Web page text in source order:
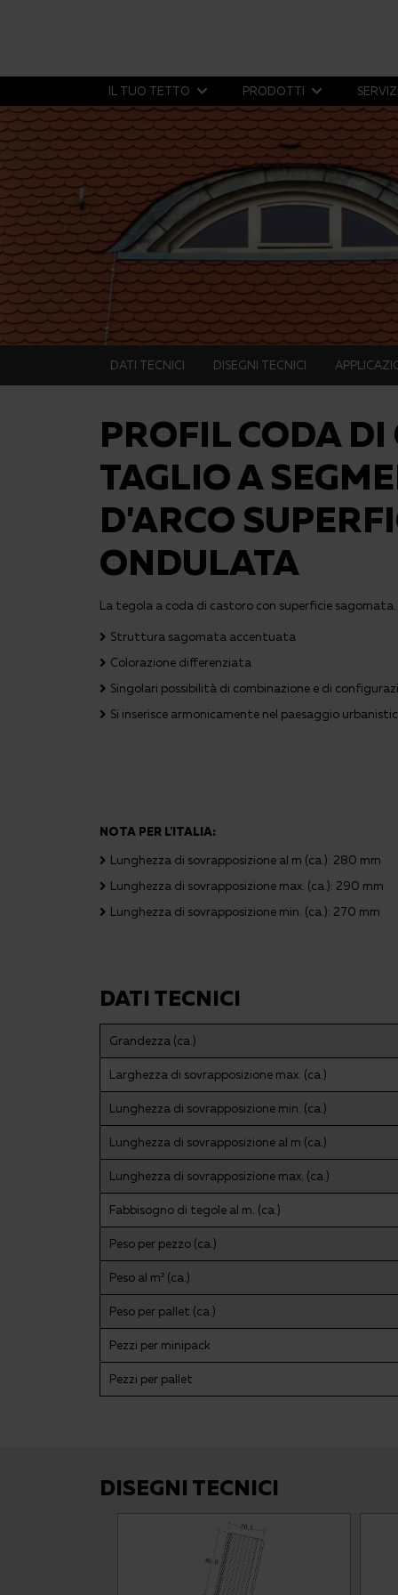
IL TUO TETTO PRODOTTI
DATI TECNICI DISEGNI TECNICI
PROFIL CODA DI
TAGLIO A
D'ARCO
ONDULATA
La tegola a coda di castoro con superficie sagomata.
Struttura sagomata accentuata
Colorazione differenziata
Singolari possibilità di combinazione e di
Si inserisce armonicamente nel paesaggio
NOTA PER L'ITALIA:
Lunghezza di sovrapposizione al m (ca.): 280 mm
Lunghezza di sovrapposizione max. (ca.): 290 mm
Lunghezza di sovrapposizione min. (ca.): 270 mm
DATI TECNICI
Grandezza (ca.)
Larghezza di sovrapposizione max. (ca.)
Lunghezza di sovrapposizione min. (ca.)
Lunghezza di sovrapposizione al m (ca.)
Lunghezza di sovrapposizione max. (ca.)
Fabbisogno di tegole al m. (ca.)
Peso per pezzo (ca.)
Peso al m² (ca.)
Peso per pallet (ca.)
Pezzi per minipack
Pezzi per pallet
DISEGNI TECNICI